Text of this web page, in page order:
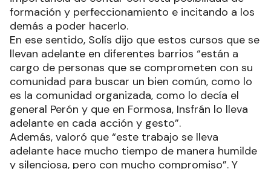
formación y perfeccionamiento e incitando a los
demás a poder hacerlo.
En ese sentido, Solís dijo que estos cursos que se
llevan adelante en diferentes barrios “están a
cargo de personas que se comprometen con su
comunidad para buscar un bien común, como lo
es la comunidad organizada, como lo decía el
general Perón y que en Formosa, Insfrán lo lleva
adelante en cada acción y gesto”.
Además, valoró que “este trabajo se lleva
adelante hace mucho tiempo de manera humilde
y silenciosa, pero con mucho compromiso”. Y